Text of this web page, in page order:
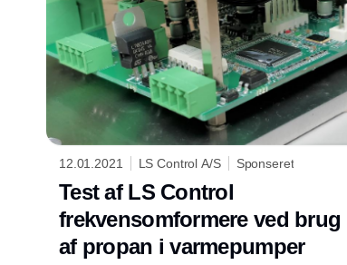
12.01.2021 LS Control A/S Sponseret
Test af LS Control
frekvensomformere ved brug
af propan i varmepumper